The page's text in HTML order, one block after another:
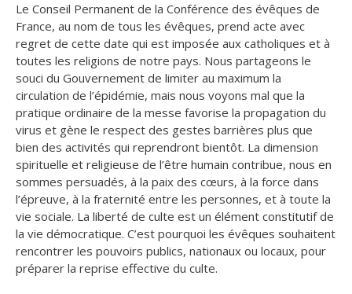
Le Conseil Permanent de la Conférence des évêques de
France, au nom de tous les évêques, prend acte avec
regret de cette date qui est imposée aux catholiques et à
toutes les religions de notre pays. Nous partageons le
souci du Gouvernement de limiter au maximum la
circulation de l’épidémie, mais nous voyons mal que la
pratique ordinaire de la messe favorise la propagation du
virus et gène le respect des gestes barrières plus que
bien des activités qui reprendront bientôt. La dimension
spirituelle et religieuse de l’être humain contribue, nous en
sommes persuadés, à la paix des cœurs, à la force dans
l’épreuve, à la fraternité entre les personnes, et à toute la
vie sociale. La liberté de culte est un élément constitutif de
la vie démocratique. C’est pourquoi les évêques souhaitent
rencontrer les pouvoirs publics, nationaux ou locaux, pour
préparer la reprise effective du culte.